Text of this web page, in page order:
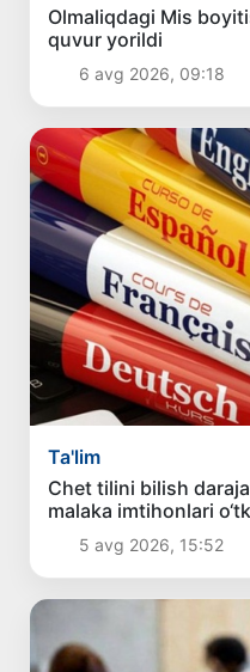
Olmaliqdagi Mis
quvur yorildi
6 avg 2026, 09:18
Ta'lim
Chet tilini bilish
malaka imtihonlari
5 avg 2026, 15:52